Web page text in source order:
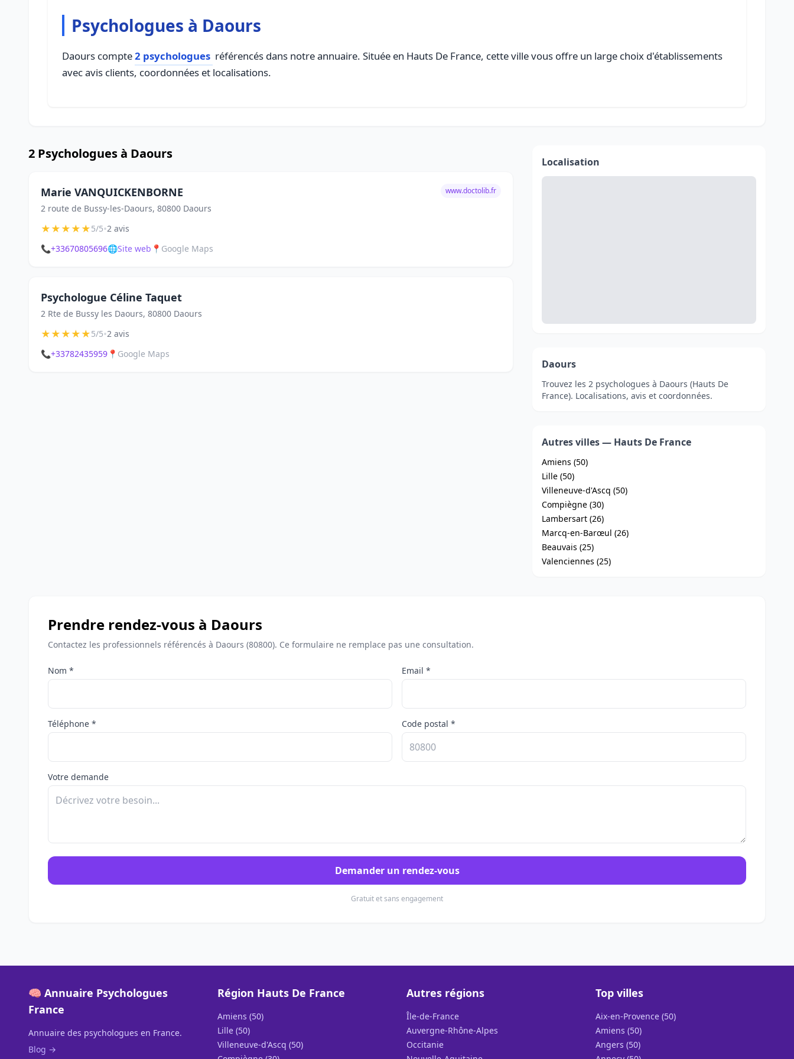
Psychologues à Daours
Daours compte2 psychologues référencés dans notre annuaire. Située en Hauts De France, cette ville vous offre un large choix d'établissements
avec avis clients, coordonnées et localisations.
2 Psychologues à Daours
Marie VANQUICKENBORNE
2 route de Bussy-les-Daours, 80800 Daours
www.doctolib.fr
★★★★★5/5•2 avis
📞+33670805696🌐Site web 📍 Google Maps
Psychologue Céline Taquet
2 Rte de Bussy les Daours, 80800 Daours
★★★★★5/5•2 avis
📞+33782435959 📍 Google Maps
Localisation
Daours
Trouvez les 2 psychologues à Daours (Hauts De
France). Localisations, avis et coordonnées.
Autres villes — Hauts De France
Amiens (50)
Lille (50)
Villeneuve-d'Ascq (50)
Compiègne (30)
Lambersart (26)
Marcq-en-Barœul (26)
Beauvais (25)
Valenciennes (25)
Prendre rendez-vous à Daours
Contactez les professionnels référencés à Daours (80800). Ce formulaire ne remplace pas une consultation.
Nom * Email *
Téléphone * Code postal *
Votre demande
Demander un rendez-vous
Gratuit et sans engagement
🧠 Annuaire Psychologues
France
Annuaire des psychologues en France.
Blog →
Région Hauts De France
Amiens (50)
Lille (50)
Villeneuve-d'Ascq (50)
Autres régions
Île-de-France
Auvergne-Rhône-Alpes
Occitanie
Top villes
Aix-en-Provence (50)
Amiens (50)
Angers (50)